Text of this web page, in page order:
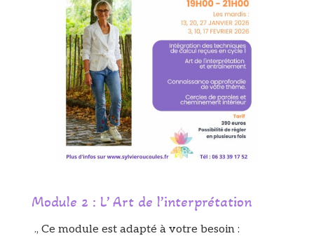
Module 2 : L’ Art de l’interprétation
., Ce module est adapté à votre besoin :